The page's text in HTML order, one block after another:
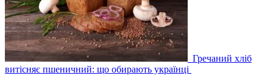
Гречаний хліб
витісняє пшеничний: що обирають українці